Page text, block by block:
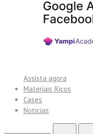
Assista agora
Materiais Ricos
Cases
Notícias